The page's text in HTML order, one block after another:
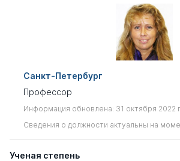
Санкт-Петербург
Профессор
Информация обновлена: 31 октября 2022
Сведения о должности актуальны на
Ученая степень